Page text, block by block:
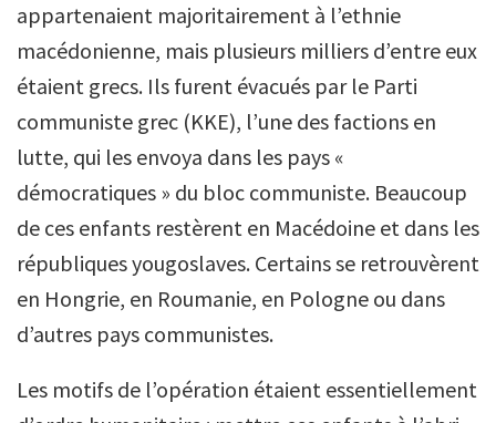
appartenaient majoritairement à l’ethnie
macédonienne, mais plusieurs milliers d’entre eux
étaient grecs. Ils furent évacués par le Parti
communiste grec (KKE), l’une des factions en
lutte, qui les envoya dans les pays «
démocratiques » du bloc communiste. Beaucoup
de ces enfants restèrent en Macédoine et dans les
républiques yougoslaves. Certains se retrouvèrent
en Hongrie, en Roumanie, en Pologne ou dans
d’autres pays communistes.
Les motifs de l’opération étaient essentiellement